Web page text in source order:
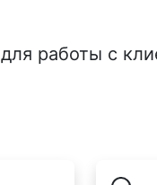
работы с